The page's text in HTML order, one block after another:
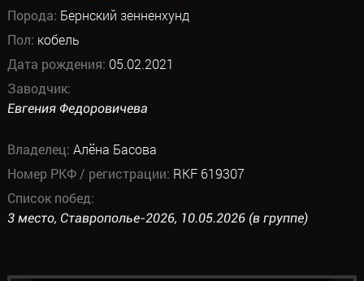
Порода: Бернский зенненхунд
Пол: кобель
Дата рождения: 05.02.2021
Заводчик:
Евгения Федоровичева
Владелец: Алёна Басова
Номер РКФ / регистрации: RKF 619307
Список побед:
3 место, Ставрополье-2026, 10.05.2026 (в группе)